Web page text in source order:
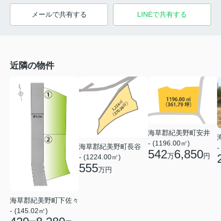
メールで共有する LINEで共有する
近隣の物件
海草郡紀美野町下佐々
- (145.02㎡)
海草郡紀美野町長谷
- (1224.00㎡)
555万円
海草郡紀美野町安井
- (1196.00㎡)
542万6,850円
-